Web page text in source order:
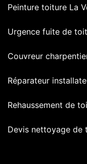
Peinture toiture La
Urgence fuite de
Couvreur
Réparateur
Rehaussement de
Devis nettoyage de